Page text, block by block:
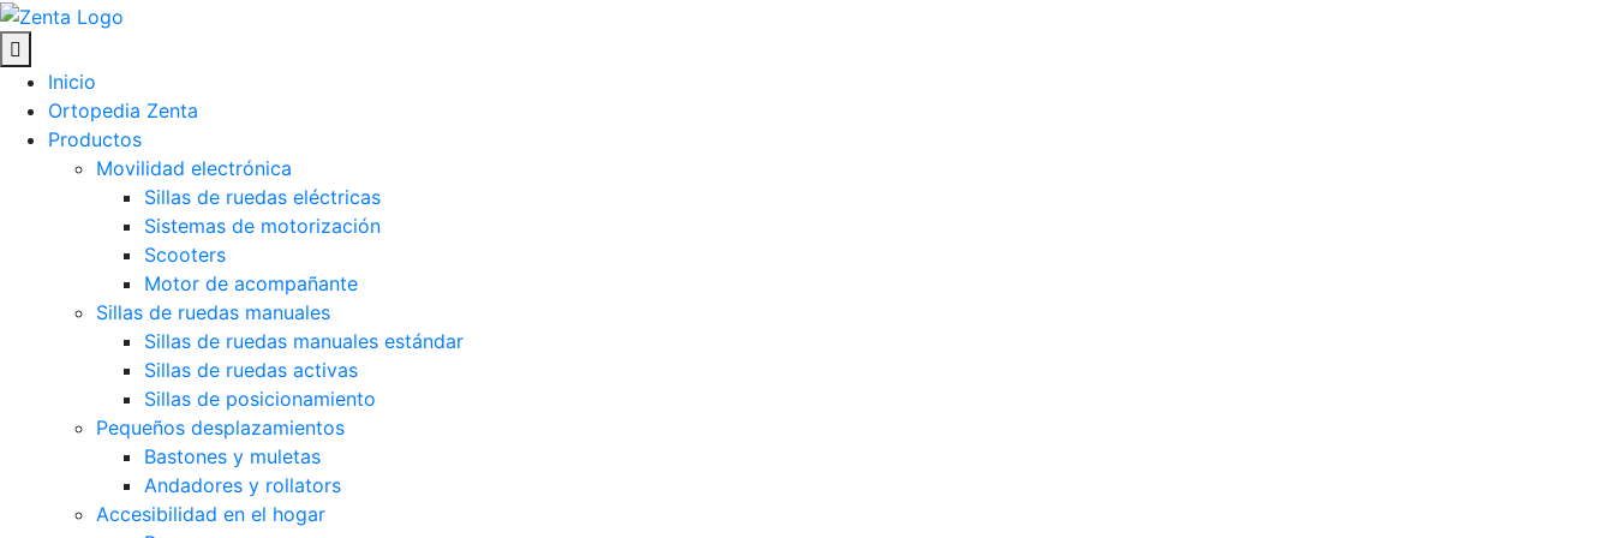
Skip
to
content
Ortopedia Zenta en Donostia-San Sebastián
Soluciones personalizadas para la discapacidad y el envejecimiento activo, tecnología de vanguardia para tu autonomía personal
Inicio
Ortopedia Zenta
Productos
Movilidad electrónica
Sillas de ruedas eléctricas
Sistemas de motorización
Scooters
Motor de acompañante
Sillas de ruedas manuales
Sillas de ruedas manuales estándar
Sillas de ruedas activas
Sillas de posicionamiento
Pequeños desplazamientos
Bastones y muletas
Andadores y rollators
Accesibilidad en el hogar